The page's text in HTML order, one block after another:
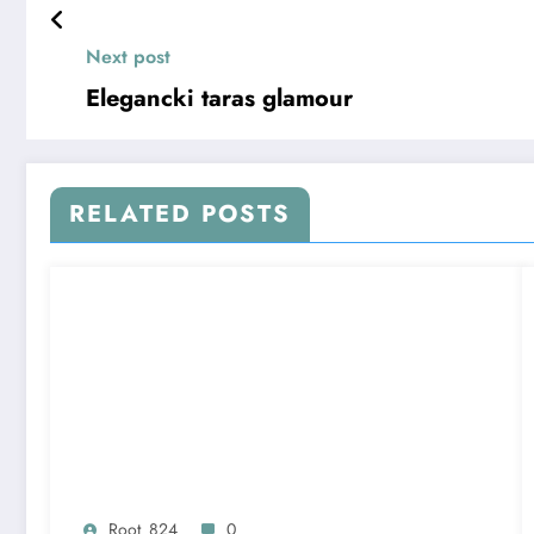
Next post
Elegancki taras glamour
RELATED POSTS